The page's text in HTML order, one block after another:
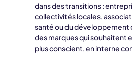
dans des transitions :
collectivités locales,
santé ou du développement
des marques qui souhaitent
plus conscient, en interne